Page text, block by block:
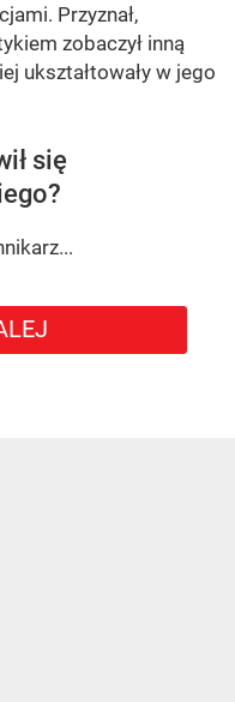
Przyznał,
zobaczył inną
ukształtowały w jego
się